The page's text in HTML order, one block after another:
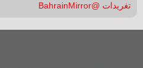
تغريدات @BahrainMirror